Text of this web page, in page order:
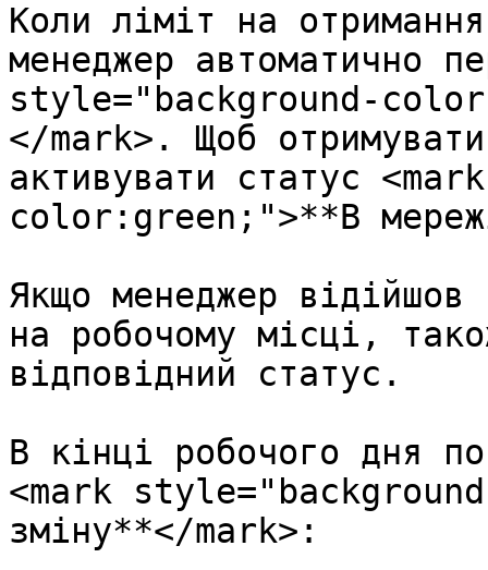
Коли ліміт на
менеджер автоматично
style="background-
</mark>. Щоб
активувати статус
color:green;">**В
Якщо менеджер
на робочому місці,
відповідний статус.
В кінці робочого дня
<mark
зміну**</mark>: